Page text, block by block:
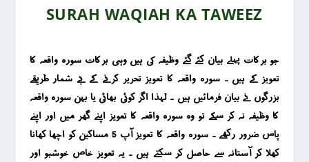
SURAH WAQIAH KA TAWEEZ
جو برکات پہلے بیان کئے گئے وظیفہ کی ہیں وہی برکات سورہ واقعہ کا
تعویز کے ہیں ۔ سورہ واقعہ کا تعویز تحریر کرنے کے بے شمار طریقے
بزرگوں نے بیان فرمائیں ہیں ۔ لہذا اگر کوئی بھائی یا بہن سورہ واقعہ
کا وظیفہ نہ کر سکے تو وہ سورہ واقعہ کا تعویز اپنے گھر میں اور اپنے
پاس ضرور رکھے ۔ سورہ واقعہ کا تعویز آپ 5 مساکین کو اچھا کھانا
کھلا کر آستانہ سے حاصل کر سکتے ہیں ۔ یہ تعویز خاص خوشبو اور